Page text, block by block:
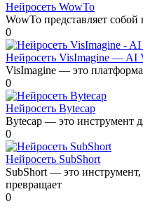
Нейросеть WowTo
WowTo представляет
0
Нейросеть VisImagine — AI
VisImagine — это
0
Нейросеть Bytecap
Bytecap — это инструмент
0
Нейросеть SubShort
SubShort — это
превращает
0